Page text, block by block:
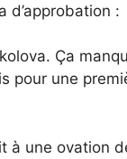
d’approbation :
Ça
pour une
à une ovation